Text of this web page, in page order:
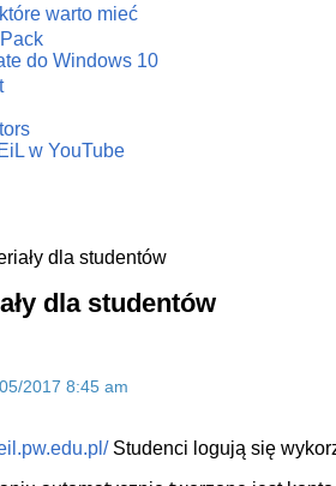
warto mieć
do Windows 10
w YouTube
dla studentów
dla studentów
2017 8:45 am
Studenci logują się